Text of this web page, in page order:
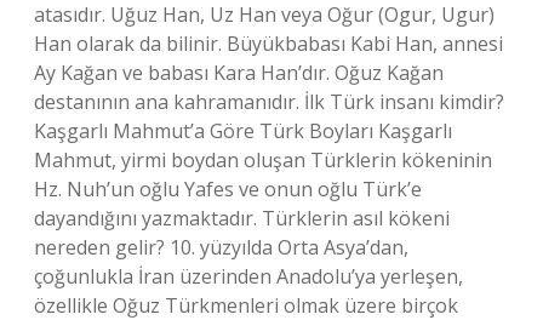
atasıdır. Uğuz Han, Uz Han veya Oğur (Ogur, Ugur)
Han olarak da bilinir. Büyükbabası Kabi Han, annesi
Ay Kağan ve babası Kara Han’dır. Oğuz Kağan
destanının ana kahramanıdır. İlk Türk insanı kimdir?
Kaşgarlı Mahmut’a Göre Türk Boyları Kaşgarlı
Mahmut, yirmi boydan oluşan Türklerin kökeninin
Hz. Nuh’un oğlu Yafes ve onun oğlu Türk’e
dayandığını yazmaktadır. Türklerin asıl kökeni
nereden gelir? 10. yüzyılda Orta Asya’dan,
çoğunlukla İran üzerinden Anadolu’ya yerleşen,
özellikle Oğuz Türkmenleri olmak üzere birçok